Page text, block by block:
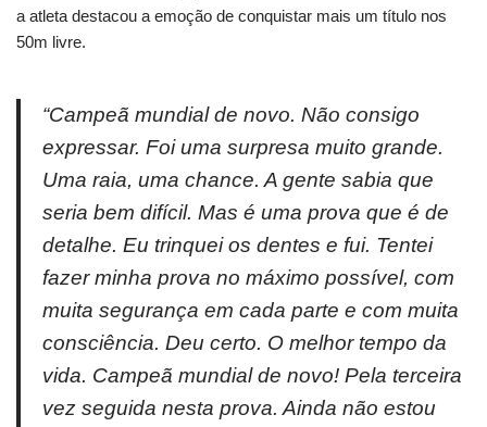
a atleta destacou a emoção de conquistar mais um título nos
50m livre.
“Campeã mundial de novo. Não consigo
expressar. Foi uma surpresa muito grande.
Uma raia, uma chance. A gente sabia que
seria bem difícil. Mas é uma prova que é de
detalhe. Eu trinquei os dentes e fui. Tentei
fazer minha prova no máximo possível, com
muita segurança em cada parte e com muita
consciência. Deu certo. O melhor tempo da
vida. Campeã mundial de novo! Pela terceira
vez seguida nesta prova. Ainda não estou